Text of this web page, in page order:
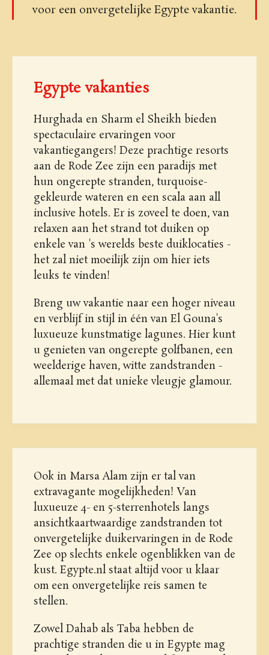
voor een onvergetelijke Egypte vakantie.
Egypte vakanties
Hurghada en Sharm el Sheikh bieden
spectaculaire ervaringen voor
vakantiegangers! Deze prachtige resorts
aan de Rode Zee zijn een paradijs met
hun ongerepte stranden, turquoise-
gekleurde wateren en een scala aan all
inclusive hotels. Er is zoveel te doen, van
relaxen aan het strand tot duiken op
enkele van 's werelds beste duiklocaties -
het zal niet moeilijk zijn om hier iets
leuks te vinden!
Breng uw vakantie naar een hoger niveau
en verblijf in stijl in één van El Gouna's
luxueuze kunstmatige lagunes. Hier kunt
u genieten van ongerepte golfbanen, een
weelderige haven, witte zandstranden -
allemaal met dat unieke vleugje glamour.
Ook in Marsa Alam zijn er tal van
extravagante mogelijkheden! Van
luxueuze 4- en 5-sterrenhotels langs
ansichtkaartwaardige zandstranden tot
onvergetelijke duikervaringen in de Rode
Zee op slechts enkele ogenblikken van de
kust. Egypte.nl staat altijd voor u klaar
om een onvergetelijke reis samen te
stellen.
Zowel Dahab als Taba hebben de
prachtige stranden die u in Egypte mag